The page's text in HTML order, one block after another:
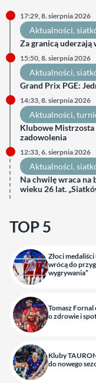
17:29, 8. sierpnia 2026
Aktualności,
Za granicą
15:50, 8. sierpnia 2026
Aktualności,
Grand Prix PGE:
14:33, 8. sierpnia 2026
Aktualności,
Klubowe Mistrzosta
zadowolenia
12:33, 6. sierpnia 2026
Aktualności,
Na chwilę wraca na
wieku 26 lat.
TOP 5
Złoci
wrócą do
wygrywania”
Tomasz
o zdrowie i
Kluby
do nowego